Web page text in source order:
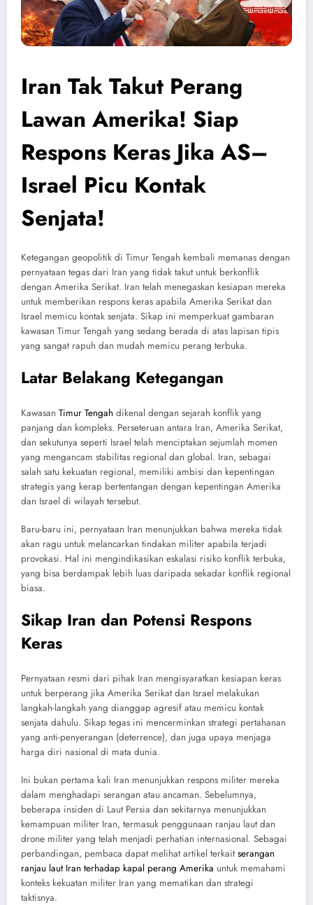
Iran Tak Takut Perang
Lawan Amerika! Siap
Respons Keras Jika AS–
Israel Picu Kontak
Senjata!
Ketegangan geopolitik di Timur Tengah kembali memanas dengan
pernyataan tegas dari Iran yang tidak takut untuk berkonflik
dengan Amerika Serikat. Iran telah menegaskan kesiapan mereka
untuk memberikan respons keras apabila Amerika Serikat dan
Israel memicu kontak senjata. Sikap ini memperkuat gambaran
kawasan Timur Tengah yang sedang berada di atas lapisan tipis
yang sangat rapuh dan mudah memicu perang terbuka.
Latar Belakang Ketegangan
Kawasan Timur Tengah dikenal dengan sejarah konflik yang
panjang dan kompleks. Perseteruan antara Iran, Amerika Serikat,
dan sekutunya seperti Israel telah menciptakan sejumlah momen
yang mengancam stabilitas regional dan global. Iran, sebagai
salah satu kekuatan regional, memiliki ambisi dan kepentingan
strategis yang kerap bertentangan dengan kepentingan Amerika
dan Israel di wilayah tersebut.
Baru-baru ini, pernyataan Iran menunjukkan bahwa mereka tidak
akan ragu untuk melancarkan tindakan militer apabila terjadi
provokasi. Hal ini mengindikasikan eskalasi risiko konflik terbuka,
yang bisa berdampak lebih luas daripada sekadar konflik regional
biasa.
Sikap Iran dan Potensi Respons
Keras
Pernyataan resmi dari pihak Iran mengisyaratkan kesiapan keras
untuk berperang jika Amerika Serikat dan Israel melakukan
langkah-langkah yang dianggap agresif atau memicu kontak
senjata dahulu. Sikap tegas ini mencerminkan strategi pertahanan
yang anti-penyerangan (deterrence), dan juga upaya menjaga
harga diri nasional di mata dunia.
Ini bukan pertama kali Iran menunjukkan respons militer mereka
dalam menghadapi serangan atau ancaman. Sebelumnya,
beberapa insiden di Laut Persia dan sekitarnya menunjukkan
kemampuan militer Iran, termasuk penggunaan ranjau laut dan
drone militer yang telah menjadi perhatian internasional. Sebagai
perbandingan, pembaca dapat melihat artikel terkaitserangan
ranjau laut Iran terhadap kapal perang Amerika untuk memahami
konteks kekuatan militer Iran yang mematikan dan strategi
taktisnya.